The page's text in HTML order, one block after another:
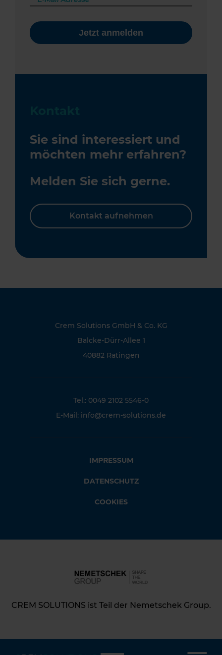
Sie sind interessiert und
möchten mehr erfahren?
Melden Sie sich gerne.
Kontakt aufnehmen
CREM SOLUTIONS ist Teil der Nemetschek Group.
Crem Solutions GmbH & Co. KG
Balcke-Dürr-Allee 1
40882 Ratingen
Tel.: 0049 2102 5546-0
E-Mail: info@crem-solutions.de
IMPRESSUM
DATENSCHUTZ
COOKIES